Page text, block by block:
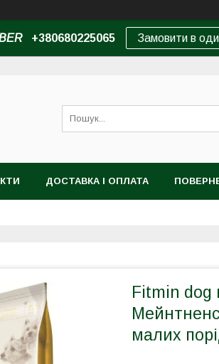
+380680225065 Замовити в
ДОСТАВКА І ОПЛАТА
Fitmin dog
малих